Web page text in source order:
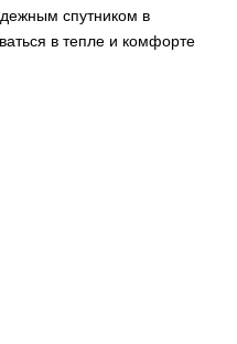
спутником в
в тепле и комфорте